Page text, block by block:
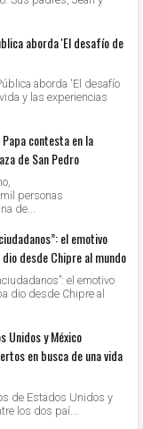
aborda 'El desafío de
aborda 'El desafío
y las experiencias
contesta en la
de San Pedro
personas
de...
el emotivo
desde Chipre al mundo
el emotivo
dio desde Chipre al
Unidos y México
en busca de una vida
de Estados Unidos y
los dos paí...